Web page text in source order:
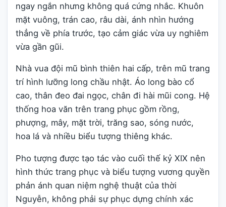
ngay ngắn nhưng không quá cứng nhắc. Khuôn
mặt vuông, trán cao, râu dài, ánh nhìn hướng
thẳng về phía trước, tạo cảm giác vừa uy nghiêm
vừa gần gũi.
Nhà vua đội mũ bình thiên hai cấp, trên mũ trang
trí hình lưỡng long chầu nhật. Áo long bào cổ
cao, thân đeo đai ngọc, chân đi hài mũi cong. Hệ
thống hoa văn trên trang phục gồm rồng,
phượng, mây, mặt trời, trăng sao, sóng nước,
hoa lá và nhiều biểu tượng thiêng khác.
Pho tượng được tạo tác vào cuối thế kỷ XIX nên
hình thức trang phục và biểu tượng vương quyền
phản ánh quan niệm nghệ thuật của thời
Nguyễn, không phải sự phục dựng chính xác